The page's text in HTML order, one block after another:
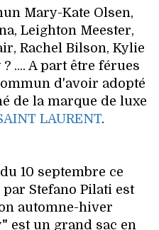
MARQUES
Mary-Kate Olsen,
Leighton Meester,
Rachel Bilson, Kylie
.... A part être férues
d'avoir adopté
de la marque de luxe
LAURENT.
10 septembre ce
Stefano Pilati est
automne-hiver
est un grand sac en